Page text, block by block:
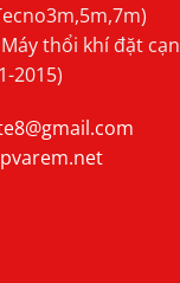
thổi khí đặt
2015)